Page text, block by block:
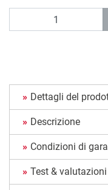
Dettagli del
Descrizione
Condizioni di
Test & valutazioni